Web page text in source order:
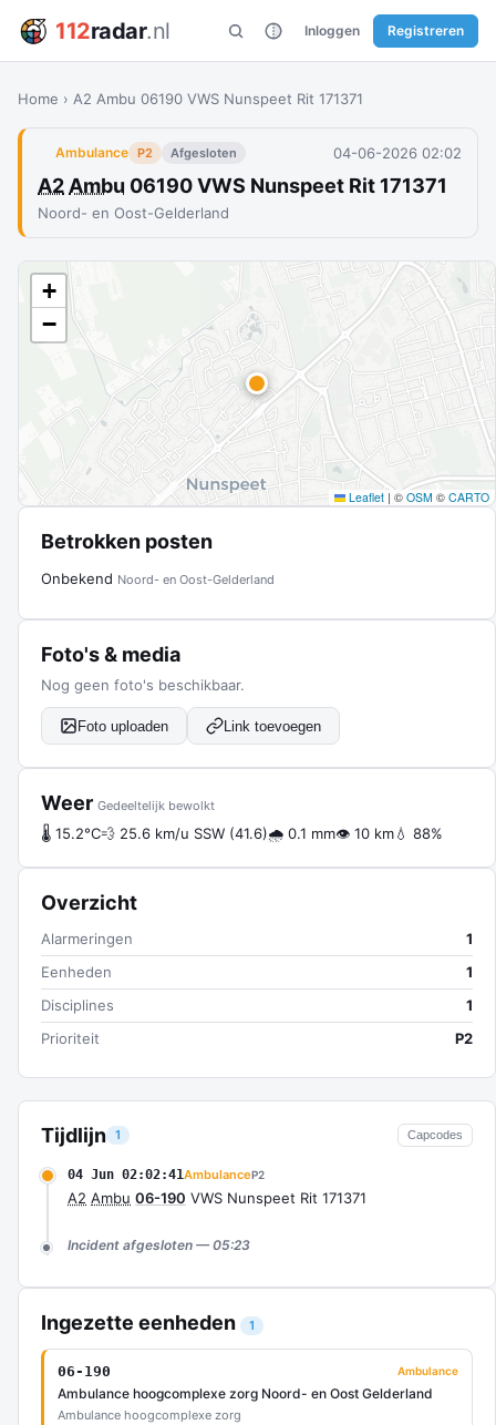
112radar.nl Inloggen Registreren
Home › A2 Ambu 06190 VWS Nunspeet Rit 171371
Ambulance P2 Afgesloten 04-06-2026 02:02
A2 Ambu 06190 VWS Nunspeet Rit 171371
Noord- en Oost-Gelderland
Tijdlijn 1 Capcodes
04 Jun 02:02:41AmbulanceP2
A2 Ambu 06-190 VWS Nunspeet Rit 171371
Incident afgesloten — 05:23
Ingezette eenheden 1
06-190 Ambulance
Ambulance hoogcomplexe zorg Noord- en Oost Gelderland
Ambulance hoogcomplexe zorg
+
−
Leaflet | © OSM © CARTO
Betrokken posten
Onbekend Noord- en Oost-Gelderland
Foto's & media
Nog geen foto's beschikbaar.
Foto uploaden Link toevoegen
Weer Gedeeltelijk bewolkt
🌡 15.2°C💨 25.6 km/u SSW (41.6)🌧 0.1 mm👁 10 km💧 88%
Overzicht
Alarmeringen
1
Eenheden
1
Disciplines
1
Prioriteit
P2